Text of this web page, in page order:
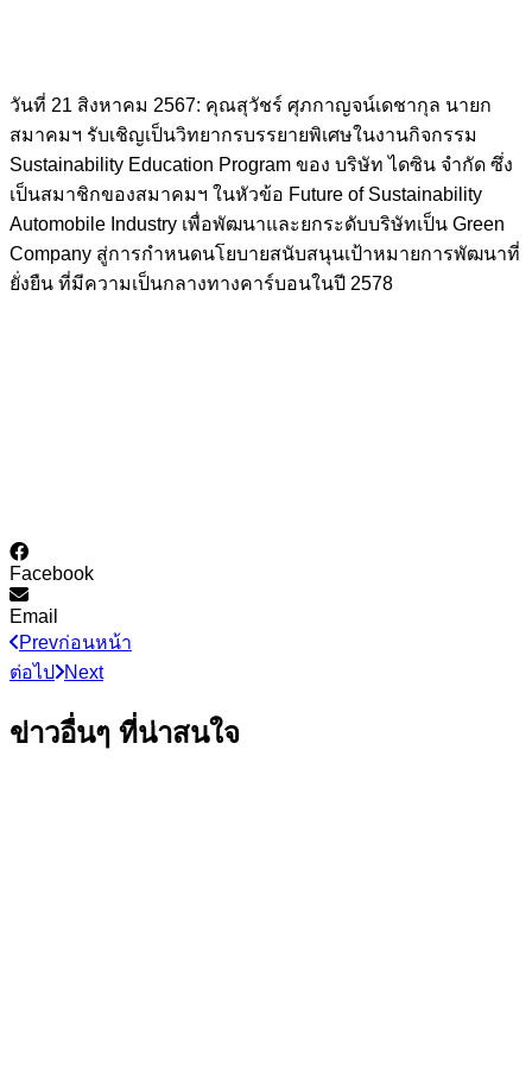
วันที่ 21 สิงหาคม 2567: คุณสุวัชร์ ศุภกาญจน์เดชากุล นายก
สมาคมฯ รับเชิญเป็นวิทยากรบรรยายพิเศษในงานกิจกรรม
Sustainability Education Program ของ บริษัท ไดซิน จำกัด ซึ่ง
เป็นสมาชิกของสมาคมฯ ในหัวข้อ Future of Sustainability
Automobile Industry เพื่อพัฒนาและยกระดับบริษัทเป็น Green
Company สู่การกำหนดนโยบายสนับสนุนเป้าหมายการพัฒนาที่
ยั่งยืน ที่มีความเป็นกลางทางคาร์บอนในปี 2578
Facebook
Email
Prevก่อนหน้า
ต่อไป
Next
ข่าวอื่นๆ ที่น่าสนใจ